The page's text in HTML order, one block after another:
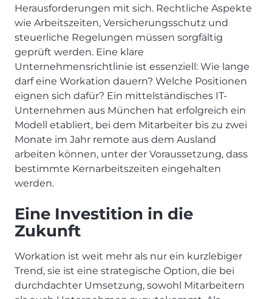
Herausforderungen mit sich. Rechtliche Aspekte
wie Arbeitszeiten, Versicherungsschutz und
steuerliche Regelungen müssen sorgfältig
geprüft werden. Eine klare
Unternehmensrichtlinie ist essenziell: Wie lange
darf eine Workation dauern? Welche Positionen
eignen sich dafür? Ein mittelständisches IT-
Unternehmen aus München hat erfolgreich ein
Modell etabliert, bei dem Mitarbeiter bis zu zwei
Monate im Jahr remote aus dem Ausland
arbeiten können, unter der Voraussetzung, dass
bestimmte Kernarbeitszeiten eingehalten
werden.
Eine Investition in die
Zukunft
Workation ist weit mehr als nur ein kurzlebiger
Trend, sie ist eine strategische Option, die bei
durchdachter Umsetzung, sowohl Mitarbeitern